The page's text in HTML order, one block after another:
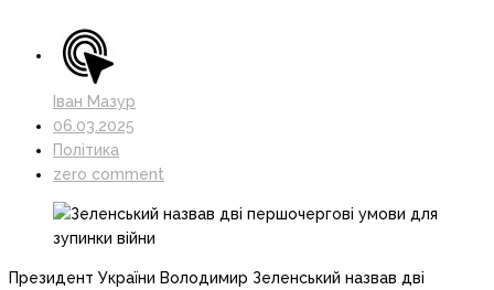
Іван Мазур
06.03.2025
Політика
zero comment
Президент України Володимир Зеленський назвав дві